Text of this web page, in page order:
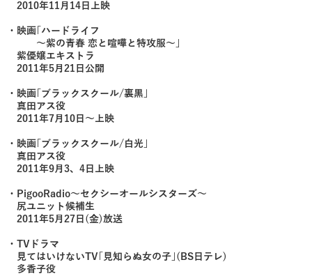
2010年11月14日上映
・映画｢ハードライフ
～紫の青春 恋と喧嘩と特攻服～｣
紫優嬢エキストラ
2011年5月21日公開
・映画｢ブラックスクール/裏黒｣
真田アス役
2011年7月10日～上映
・映画｢ブラックスクール/白光｣
真田アス役
2011年9月3、4日上映
・PigooRadio～セクシーオールシスターズ～
尻ユニット候補生
2011年5月27日(金)放送
・TVドラマ
見てはいけないTV｢見知らぬ女の子｣(BS日テレ)
多香子役